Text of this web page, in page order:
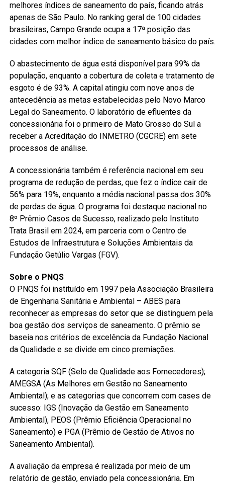
melhores índices de saneamento do país, ficando atrás
apenas de São Paulo. No ranking geral de 100 cidades
brasileiras, Campo Grande ocupa a 17ª posição das
cidades com melhor índice de saneamento básico do país.
O abastecimento de água está disponível para 99% da
população, enquanto a cobertura de coleta e tratamento de
esgoto é de 93%. A capital atingiu com nove anos de
antecedência as metas estabelecidas pelo Novo Marco
Legal do Saneamento. O laboratório de efluentes da
concessionária foi o primeiro de Mato Grosso do Sul a
receber a Acreditação do INMETRO (CGCRE) em sete
processos de análise.
A concessionária também é referência nacional em seu
programa de redução de perdas, que fez o índice cair de
56% para 19%, enquanto a média nacional passa dos 30%
de perdas de água. O programa foi destaque nacional no
8º Prêmio Casos de Sucesso, realizado pelo Instituto
Trata Brasil em 2024, em parceria com o Centro de
Estudos de Infraestrutura e Soluções Ambientais da
Fundação Getúlio Vargas (FGV).
Sobre o PNQS
O PNQS foi instituído em 1997 pela Associação Brasileira
de Engenharia Sanitária e Ambiental – ABES para
reconhecer as empresas do setor que se distinguem pela
boa gestão dos serviços de saneamento. O prêmio se
baseia nos critérios de excelência da Fundação Nacional
da Qualidade e se divide em cinco premiações.
A categoria SQF (Selo de Qualidade aos Fornecedores);
AMEGSA (As Melhores em Gestão no Saneamento
Ambiental); e as categorias que concorrem com cases de
sucesso: IGS (Inovação da Gestão em Saneamento
Ambiental), PEOS (Prêmio Eficiência Operacional no
Saneamento) e PGA (Prêmio de Gestão de Ativos no
Saneamento Ambiental).
A avaliação da empresa é realizada por meio de um
relatório de gestão, enviado pela concessionária. Em